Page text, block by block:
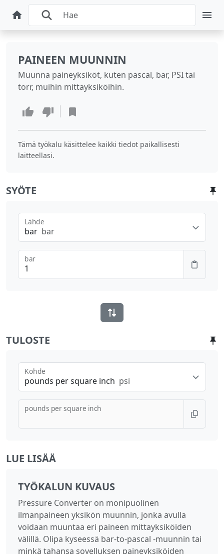
PAINEEN MUUNNIN
Muunna paineyksiköt, kuten pascal, bar, PSI tai
torr, muihin mittayksiköihin.
Tämä työkalu käsittelee kaikki tiedot paikallisesti
laitteellasi.
SYÖTE
bar bar
Lähde
bar
TULOSTE
pounds per square inch psi
Kohde
pounds per square inch
LUE LISÄÄ
TYÖKALUN KUVAUS
Pressure Converter on monipuolinen
ilmanpaineen yksikön muunnin, jonka avulla
voidaan muuntaa eri paineen mittayksiköiden
välillä. Olipa kyseessä bar‑to‑pascal -muunnin tai
minkä tahansa sovelluksen paineyksiköiden